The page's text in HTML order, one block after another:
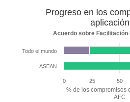
de
Acuerdo sobre Facilitación del Comercio
The chart has 2 X axes displaying
% de los compromisos
AFC
Progreso en los
aplicación
Acuerdo sobre Facilitación
Todo el mundo
ASEAN
0
25 50